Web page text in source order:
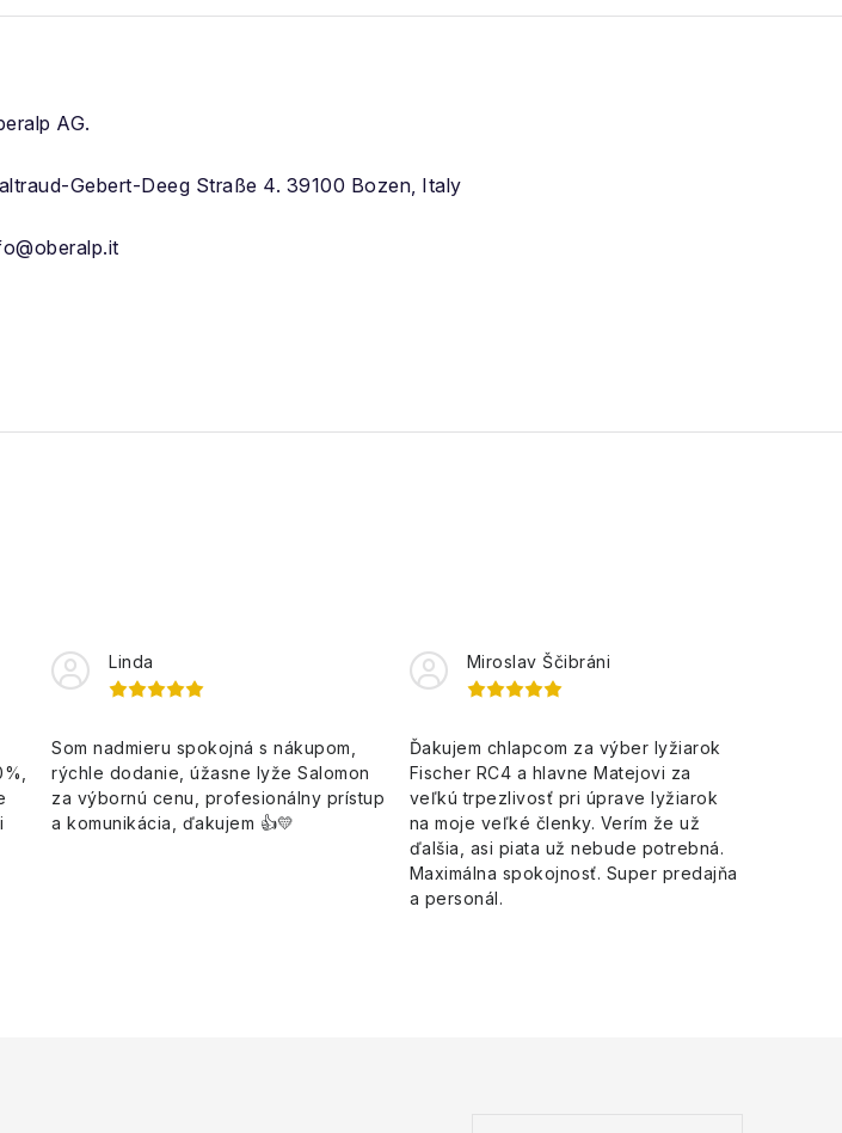
AG.
Gebert-Deeg Straße 4. 39100 Bozen, Italy
Linda
Som nadmieru spokojná s nákupom,
rýchle dodanie, úžasne lyže Salomon
za výbornú cenu, profesionálny prístup
a komunikácia, ďakujem 👍💛
Miroslav Ščibráni
Ďakujem chlapcom za výber lyžiarok
Fischer RC4 a hlavne Matejovi za
veľkú trpezlivosť pri úprave lyžiarok
na moje veľké členky. Verím že už
ďalšia, asi piata už nebude potrebná.
Maximálna spokojnosť. Super predajňa
a personál.